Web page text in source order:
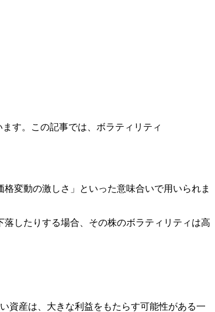
す。この記事では、ボラティリティ
変動の激しさ」といった意味合いで用いられま
したりする場合、その株のボラティリティは高
資産は、大きな利益をもたらす可能性がある一